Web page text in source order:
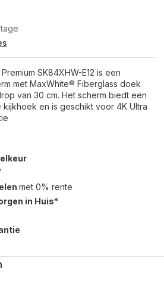
SK84XHW-E12 is een
met MaxWhite® Fiberglass doek
van 30 cm. Het scherm biedt een
en is geschikt voor 4K Ultra
met 0% rente
in Huis*